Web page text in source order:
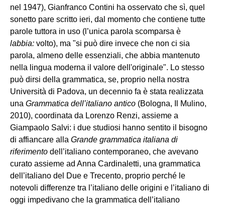
nel 1947), Gianfranco Contini ha osservato che sì, quel
sonetto pare scritto ieri, dal momento che contiene tutte
parole tuttora in uso (l’unica parola scomparsa è
labbia: volto), ma "si può dire invece che non ci sia
parola, almeno delle essenziali, che abbia mantenuto
nella lingua moderna il valore dell'originale". Lo stesso
può dirsi della grammatica, se, proprio nella nostra
Università di Padova, un decennio fa è stata realizzata
una Grammatica dell’italiano antico (Bologna, Il Mulino,
2010), coordinata da Lorenzo Renzi, assieme a
Giampaolo Salvi: i due studiosi hanno sentito il bisogno
di affiancare alla Grande grammatica italiana di
riferimento dell’italiano contemporaneo, che avevano
curato assieme ad Anna Cardinaletti, una grammatica
dell’italiano del Due e Trecento, proprio perché le
notevoli differenze tra l’italiano delle origini e l’italiano di
oggi impedivano che la grammatica dell’italiano